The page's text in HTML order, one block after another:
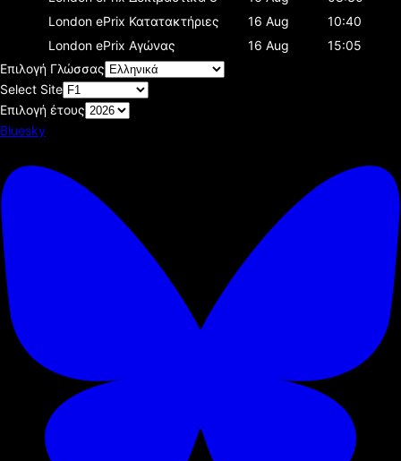
London ePrix Κατατακτήριες 16 Aug
10:40
London ePrix Αγώνας 16 Aug
15:05
Επιλογή Γλώσσας
Select Site
Επιλογή έτους
Bluesky